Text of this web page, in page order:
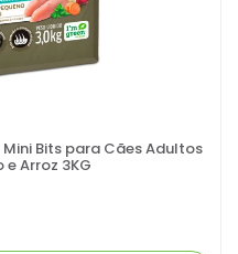
Bits para Cães Adultos
Arroz 3KG